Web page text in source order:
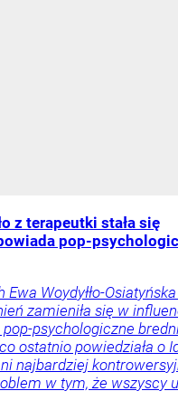
z terapeutki stała się
pop-
Woydyłło-
zamieniła się w
pop-psychologiczne
ostatnio powiedziała o
najbardziej
w tym, że wszyscy